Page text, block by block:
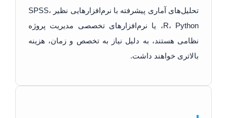
تحلیل‌های آماری پیشرفته با نرم‌افزارهایی نظیر SPSS،
R، Python، یا نرم‌افزارهای تخصصی مدیریت پروژه
نظامی هستند، به دلیل نیاز به تخصص و زمان، هزینه
بالاتری خواهند داشت.